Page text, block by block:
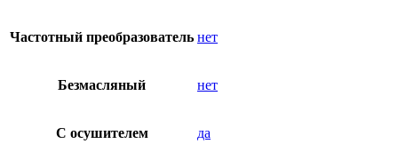
Частотный преобразователь нет
Безмасляный нет
C осушителем да